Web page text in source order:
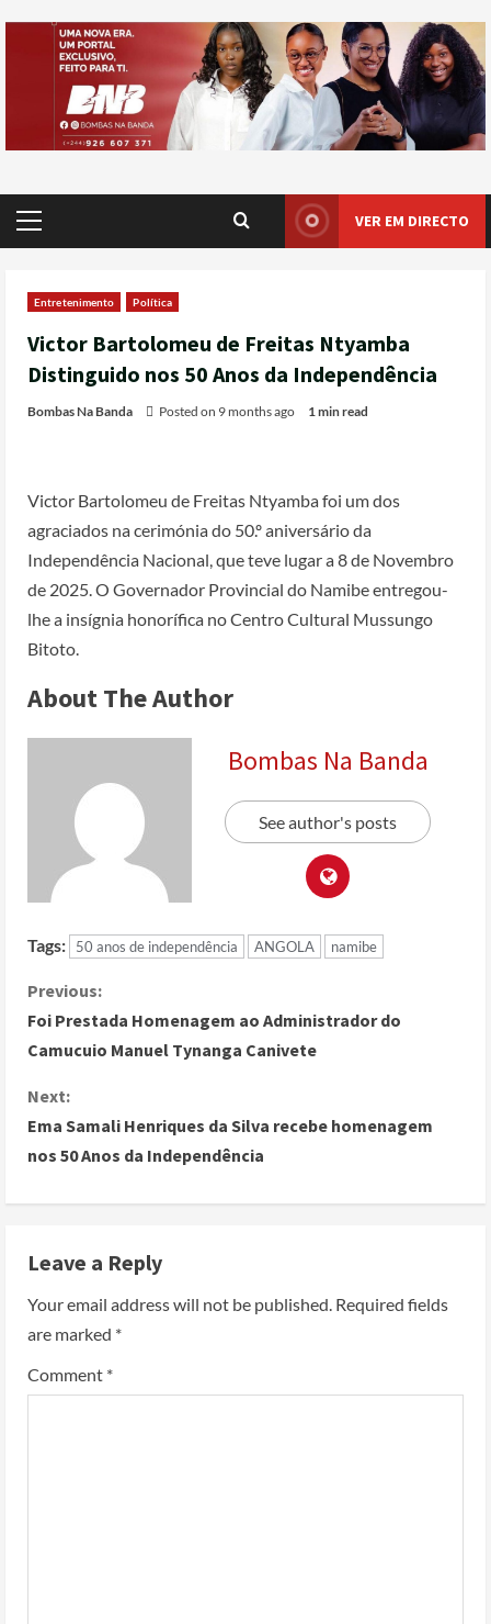
VER EM DIRECTO
Entretenimento Política
Victor Bartolomeu de Freitas Ntyamba
Distinguido nos 50 Anos da Independência
Bombas Na Banda Posted on 9 months ago 1 min read
Victor Bartolomeu de Freitas Ntyamba foi um dos
agraciados na cerimónia do 50.º aniversário da
Independência Nacional, que teve lugar a 8 de Novembro
de 2025. O Governador Provincial do Namibe entregou-
lhe a insígnia honorífica no Centro Cultural Mussungo
Bitoto.
About The Author
Bombas Na Banda
See author's posts
Tags: 50 anos de independência ANGOLA namibe
Previous:
Foi Prestada Homenagem ao Administrador do
Camucuio Manuel Tynanga Canivete
Next:
Ema Samali Henriques da Silva recebe homenagem
nos 50 Anos da Independência
Leave a Reply
Your email address will not be published. Required fields
are marked *
Comment *